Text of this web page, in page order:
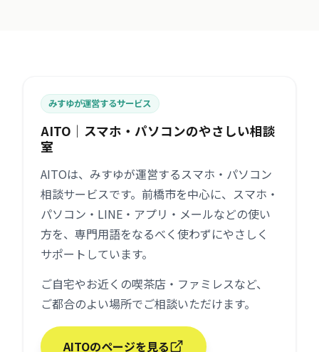
みすゆが運営するサービス
AITO｜スマホ・パソコンのやさしい相談
室
AITOは、みすゆが運営するスマホ・パソコン
相談サービスです。前橋市を中心に、スマホ・
パソコン・LINE・アプリ・メールなどの使い
方を、専門用語をなるべく使わずにやさしく
サポートしています。
ご自宅やお近くの喫茶店・ファミレスなど、
ご都合のよい場所でご相談いただけます。
AITOのページを見る